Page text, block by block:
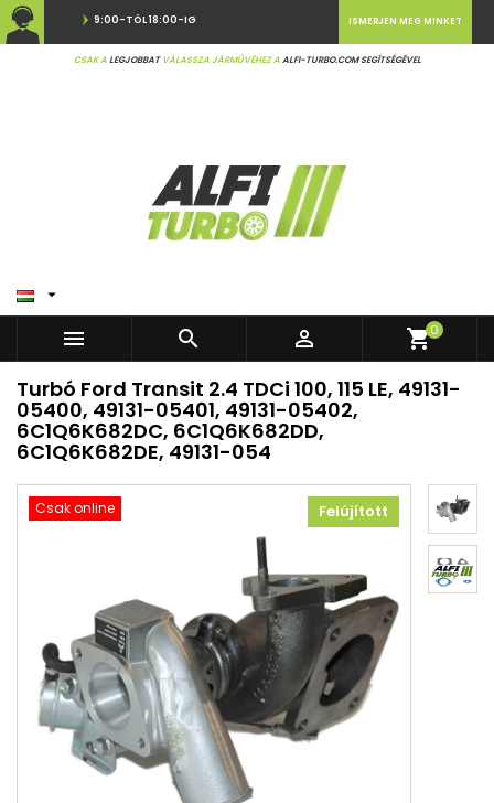
9:00-TÓL 18:00-IG
CSAK ALEGJOBBATVÁLASSZA JÁRMŰVÉHEZ AALFI-TURBO.COM SEGÍTSÉGÉVEL
ISMERJEN MEG MINKET

   shopping_cart0
Turbó Ford Transit 2.4 TDCi 100, 115 LE, 49131-
05400, 49131-05401, 49131-05402,
6C1Q6K682DC, 6C1Q6K682DD,
6C1Q6K682DE, 49131-054
Csak online Felújított